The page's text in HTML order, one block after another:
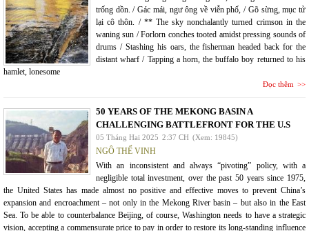
trống dồn. / Gác mái, ngư ông về viễn phố, / Gõ sừng, mục tử
lại cô thôn. / ** The sky nonchalantly turned crimson in the
waning sun / Forlorn conches tooted amidst pressing sounds of
drums / Stashing his oars, the fisherman headed back for the
distant wharf / Tapping a horn, the buffalo boy returned to his
hamlet, lonesome
Đọc thêm
50 YEARS OF THE MEKONG BASIN A
CHALLENGING BATTLEFRONT FOR THE U.S
05 Tháng Hai 2025 2:37 CH (Xem: 19845)
NGÔ THẾ VINH
With an inconsistent and always “pivoting” policy, with a
negligible total investment, over the past 50 years since 1975,
the United States has made almost no positive and effective moves to prevent China’s
expansion and encroachment – not only in the Mekong River basin – but also in the East
Sea. To be able to counterbalance Beijing, of course, Washington needs to have a strategic
vision, accepting a commensurate price to pay in order to restore its long-standing influence